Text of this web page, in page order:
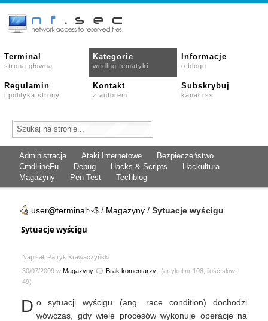
Terminal
strona główna
Kategorie
według tematyki
Informacje
o blogu
Regulamin
i polityka strony
Kontakt
z autorem
Subskrybuj
kanał rss
Administracja Ataki Internetowe
Bezpieczeństwo
CmdLineFu
Debug Hacks & Scripts
Hackultura
Magazyny
Pen Test Techblog
user@terminal:~$ / Magazyny / Sytuacje wyścigu
Sytuacje wyścigu
Napisał: Patryk Krawaczyński
30/07/2009 w Magazyny Brak komentarzy.
(artykuł nr 108, ilość słów:
49)
D o sytuacji wyścigu (ang. race condition) dochodzi
wówczas, gdy wiele procesów wykonuje operacje na